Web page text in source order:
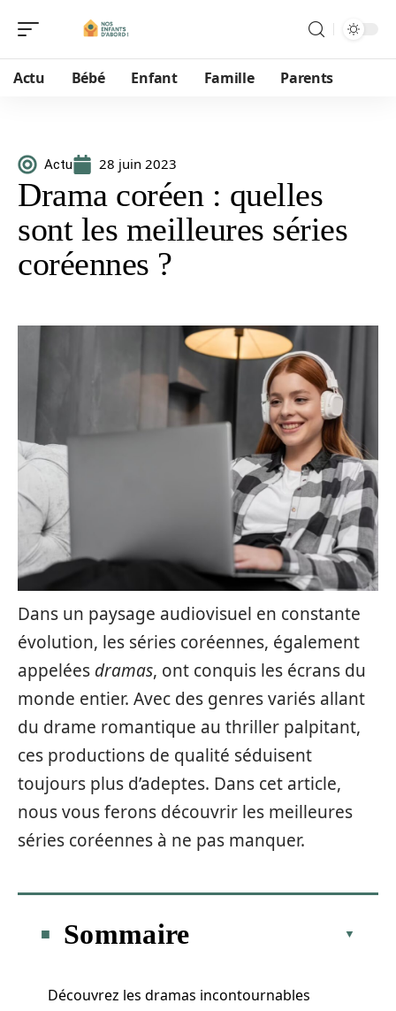
Actu Bébé Enfant Famille Parents
Actu 28 juin 2023
Drama coréen : quelles
sont les meilleures séries
coréennes ?
Dans un paysage audiovisuel en constante
évolution, les séries coréennes, également
appelées dramas, ont conquis les écrans du
monde entier. Avec des genres variés allant
du drame romantique au thriller palpitant,
ces productions de qualité séduisent
toujours plus d’adeptes. Dans cet article,
nous vous ferons découvrir les meilleures
séries coréennes à ne pas manquer.
Sommaire
Découvrez les dramas incontournables